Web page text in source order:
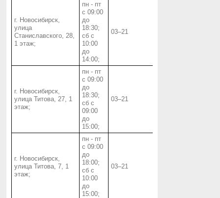
г. Новосибирск,
улица
Станиславского, 28,
1 этаж;
пн - пт
с 09:00
до
18:30;
сб с
10:00
до
14:00;
03‒21
г. Новосибирск,
улица Титова, 27, 1
этаж;
пн - пт
с 09:00
до
18:30;
сб с
09:00
до
15:00;
03‒21
г. Новосибирск,
улица Титова, 7, 1
этаж;
пн - пт
с 09:00
до
18:00;
сб с
10:00
до
15:00;
03‒21